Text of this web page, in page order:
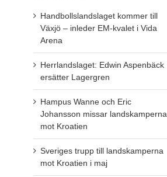
Handbollslandslaget kommer till
Växjö – inleder EM-kvalet i Vida
Arena
Herrlandslaget: Edwin Aspenbäck
ersätter Lagergren
Hampus Wanne och Eric
Johansson missar landskamperna
mot Kroatien
Sveriges trupp till landskamperna
mot Kroatien i maj